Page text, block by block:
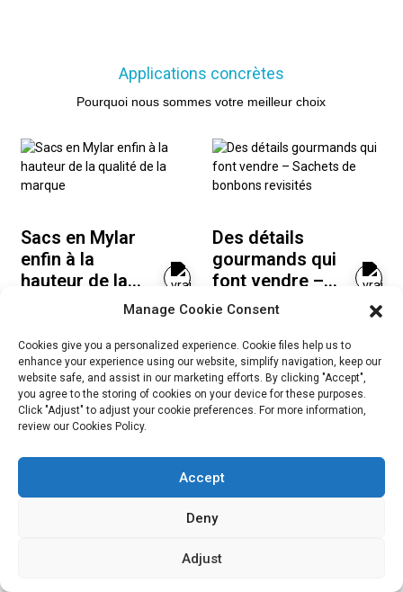
Applications concrètes
Pourquoi nous sommes votre meilleur choix
Sacs en Mylar
enfin à la
hauteur de la
Des détails
gourmands qui
font vendre –
Sachets de
revisités
L'emballage du
café réinventé –
attrayante
Du noir terne à
luxueuse
ET BLOG
Manage Cookie Consent
Cookies give you a personalized experience. Cookie files help us to
enhance your experience using our website, simplify navigation, keep our
website safe, and assist in our marketing efforts. By clicking "Accept",
you agree to the storing of cookies on your device for these purposes.
Click "Adjust" to adjust your cookie preferences. For more information,
review our Cookies Policy.
Accept
Deny
Adjust